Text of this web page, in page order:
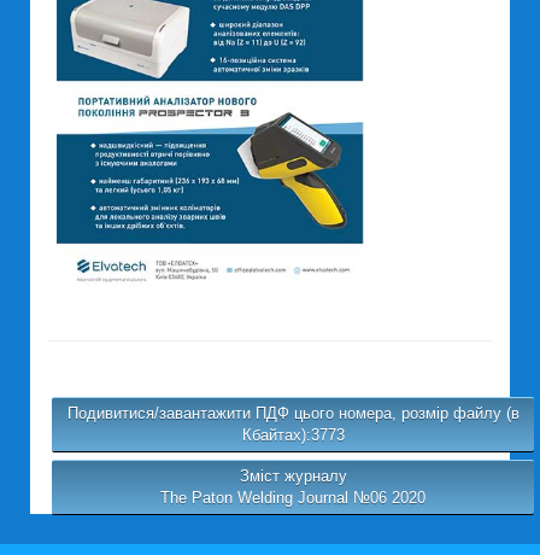
Подивитися/завантажити ПДФ цього номера, розмір файлу (в
Кбайтах):3773
Зміст журналу
The Paton Welding Journal №06 2020